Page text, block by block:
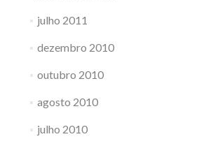
julho 2011
dezembro 2010
outubro 2010
agosto 2010
julho 2010